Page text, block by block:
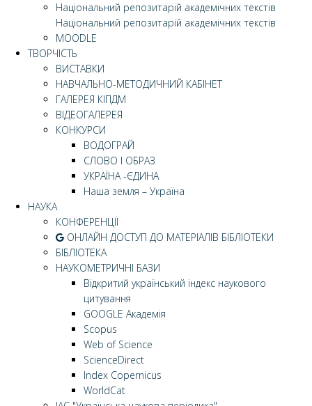
Національний репозитарій академічних текстів
Національний репозитарій академічних текстів
MOODLE
ТВОРЧІСТЬ
ВИСТАВКИ
НАВЧАЛЬНО-МЕТОДИЧНИЙ КАБІНЕТ
ГАЛЕРЕЯ КІПДМ
ВІДЕОГАЛЕРЕЯ
КОНКУРСИ
ВОДОГРАЙ
СЛОВО І ОБРАЗ
УКРАЇНА -ЄДИНА
Наша земля – Україна
НАУКА
КОНФЕРЕНЦІЇ
ОНЛАЙН ДОСТУП ДО МАТЕРІАЛІВ БІБЛІОТЕКИ
БІБЛІОТЕКА
НАУКОМЕТРИЧНІ БАЗИ
Відкритий український індекс наукового
цитування
GOOGLE Академія
Scopus
Web of Science
ScienceDirect
Index Copernicus
WorldCat